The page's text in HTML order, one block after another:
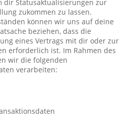
dir Statusaktualisierungen zur
zukommen zu lassen.
können wir uns auf deine
beziehen, dass die
eines Vertrags mit dir oder zur
erforderlich ist. Im Rahmen des
wir die folgenden
verarbeiten: